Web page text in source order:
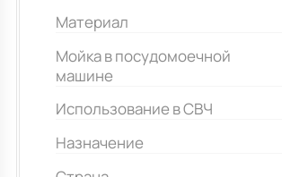
Материал
Мойка в посудомоечной
машине
Использование в СВЧ
Назначение